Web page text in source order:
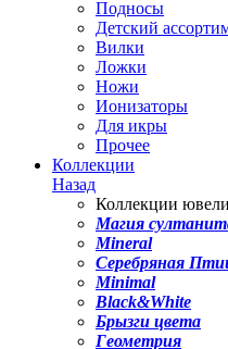
Подносы
Детский
Вилки
Ложки
Ножи
Ионизаторы
Для икры
Прочее
Коллекции
Назад
Коллекции
Магия
Mineral
Серебряная
Minimal
Black&White
Брызги цвета
Геометрия